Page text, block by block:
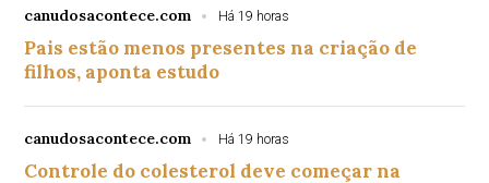
canudosacontece.com Há 19 horas
Pais estão menos presentes na criação de
filhos, aponta estudo
canudosacontece.com Há 19 horas
Controle do colesterol deve começar na